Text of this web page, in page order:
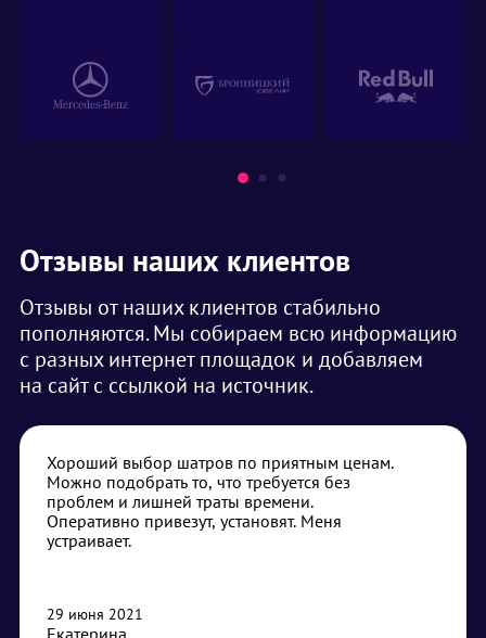
Отзывы наших клиентов
Отзывы от наших клиентов стабильно
пополняются. Мы собираем всю информацию
с разных интернет площадок и добавляем
на сайт с ссылкой на источник.
Хороший выбор шатров по приятным ценам.
Можно подобрать то, что требуется без
проблем и лишней траты времени.
Оперативно привезут, установят. Меня
устраивает.
29 июня 2021